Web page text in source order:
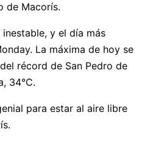
de Macorís.
inestable, y el día más
La máxima de hoy se
récord de San Pedro de
34°C.
para estar al aire libre